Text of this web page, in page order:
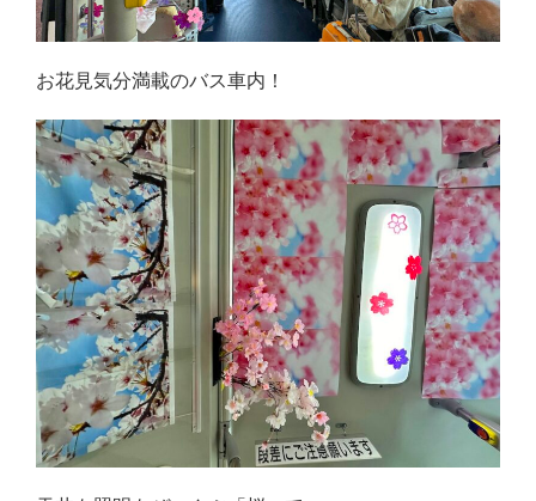
お花見気分満載のバス車内！